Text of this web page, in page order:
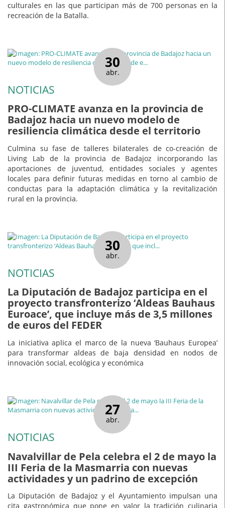
culturales en las que participan más de 700 personas en la
recreación de la Batalla.
30
abr.
NOTICIAS
PRO-CLIMATE avanza en la provincia de
Badajoz hacia un nuevo modelo de
resiliencia climática desde el territorio
Culmina su fase de talleres bilaterales de co-creación de
Living Lab de la provincia de Badajoz incorporando las
aportaciones de juventud, entidades sociales y agentes
locales para definir futuras medidas en torno al cambio de
conductas para la adaptación climática y la revitalización
rural en la provincia.
30
abr.
NOTICIAS
La Diputación de Badajoz participa en el
proyecto transfronterizo ‘Aldeas Bauhaus
Euroace’, que incluye más de 3,5 millones
de euros del FEDER
La iniciativa aplica el marco de la nueva ‘Bauhaus Europea’
para transformar aldeas de baja densidad en nodos de
innovación social, ecológica y económica
27
abr.
NOTICIAS
Navalvillar de Pela celebra el 2 de mayo la
III Feria de la Masmarria con nuevas
actividades y un padrino de excepción
La Diputación de Badajoz y el Ayuntamiento impulsan una
cita gastronómica que pone en valor la tradición culinaria